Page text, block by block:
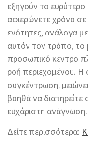
εξηγούν το ευρύτερο
αφιερώνετε χρόνο
ενότητες, ανάλογα
αυτόν τον τρόπο, το
προσωπικό κέντρο
ροή περιεχομένου. Η
συγκέντρωση,
βοηθά να διατηρείτε
ευχάριστη ανάγνωση.
Δείτε περισσότερα: